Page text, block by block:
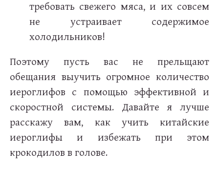
требовать свежего мяса, и их совсем
не устраивает содержимое
холодильников!
Поэтому пусть вас не прельщают
обещания выучить огромное количество
иероглифов с помощью эффективной и
скоростной системы. Давайте я лучше
расскажу вам, как учить китайские
иероглифы и избежать при этом
крокодилов в голове.